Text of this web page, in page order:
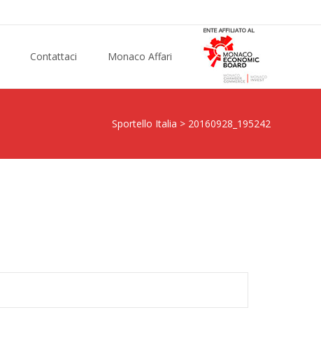
Contattaci Monaco Affari
Sportello Italia > 20160928_195242